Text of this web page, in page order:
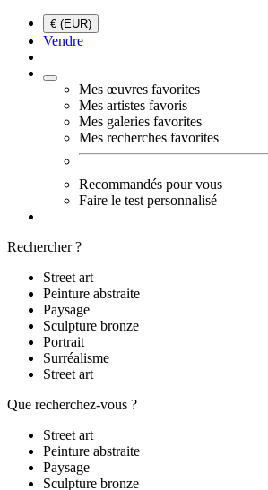
€ (EUR)
Vendre
Mes œuvres favorites
Mes artistes favoris
Mes galeries favorites
Mes recherches favorites
Recommandés pour vous
Faire le test personnalisé
Rechercher ?
Street art
Peinture abstraite
Paysage
Sculpture bronze
Portrait
Surréalisme
Street art
Que recherchez-vous ?
Street art
Peinture abstraite
Paysage
Sculpture bronze